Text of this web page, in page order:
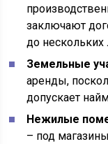
заключают
до нескольких
Земельные
аренды,
допускает
Нежилые
– под